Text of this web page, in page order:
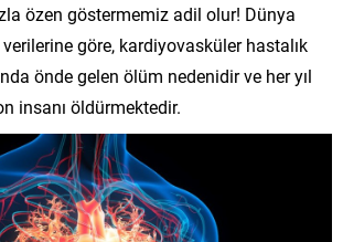
özen göstermemiz adil olur! Dünya
verilerine göre, kardiyovasküler hastalık
önde gelen ölüm nedenidir ve her yıl
insanı öldürmektedir.